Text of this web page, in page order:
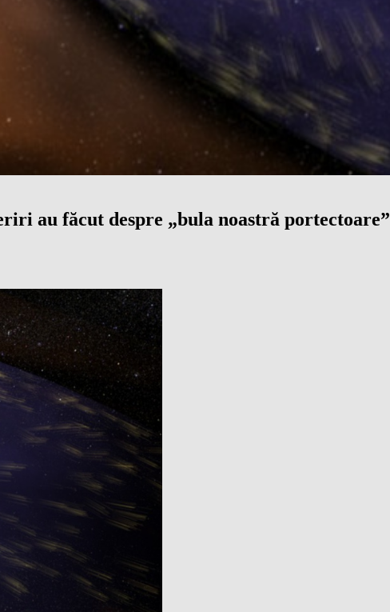
au făcut despre „bula noastră portectoare”